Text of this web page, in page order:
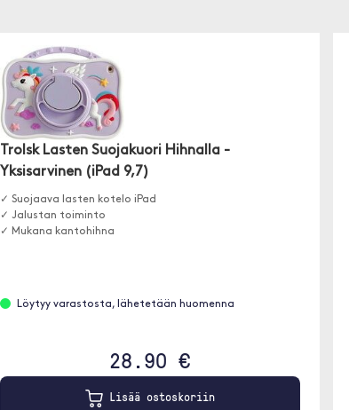
Trolsk Lasten Suojakuori Hihnalla -
Yksisarvinen (iPad 9,7)
✓ Suojaava lasten kotelo iPad
✓ Jalustan toiminto
✓ Mukana kantohihna
Löytyy varastosta, lähetetään huomenna
28.90 €
Lisää ostoskoriin